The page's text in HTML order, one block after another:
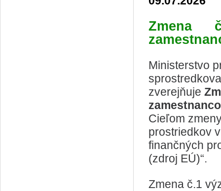
Zmena
Ministerstvo
zverejňuje
Cieľom
prostriedkov
finančných
(zdroj EÚ)“.
Zmena č.1